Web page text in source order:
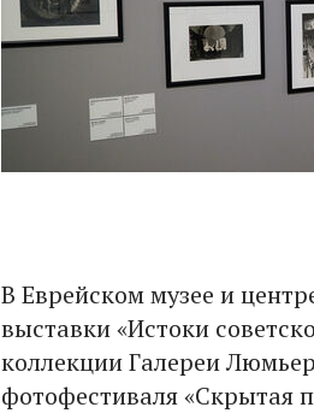
В Еврейском музее и
выставки «Истоки
коллекции Галереи
фотофестиваля «Скрытая